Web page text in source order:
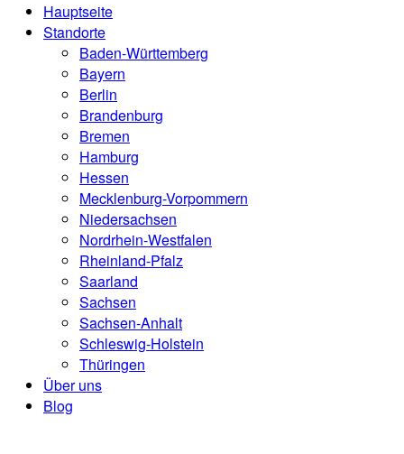
Hauptseite
Standorte
Baden-Württemberg
Bayern
Berlin
Brandenburg
Bremen
Hamburg
Hessen
Mecklenburg-Vorpommern
Niedersachsen
Nordrhein-Westfalen
Rheinland-Pfalz
Saarland
Sachsen
Sachsen-Anhalt
Schleswig-Holstein
Thüringen
Über uns
Blog